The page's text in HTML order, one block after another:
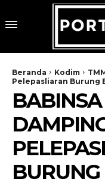
Beranda Kodim
Pelepasliaran Burung